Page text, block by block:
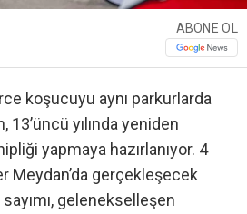
ABONE OL
koşucuyu aynı parkurlarda
13’üncü yılında yeniden
yapmaya hazırlanıyor. 4
Meydan’da gerçekleşecek
gelenekselleşen